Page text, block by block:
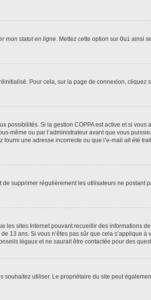
mon statut en ligne. Mettez cette option sur Oui ainsi
Pour cela, sur la page de connexion, cliquez
possibilités. Si la gestion COPPA est active et si
même ou par l’administrateur avant que vous
une adresse incorrecte ou que l’e-mail ait été
de supprimer régulièrement les utilisateurs ne
les sites Internet pouvant recueillir des informations
13 ans. Si vous n’êtes pas sûr que cela s’applique
légaux et ne saurait être contactée pour des
souhaitez utiliser. Le propriétaire du site peut